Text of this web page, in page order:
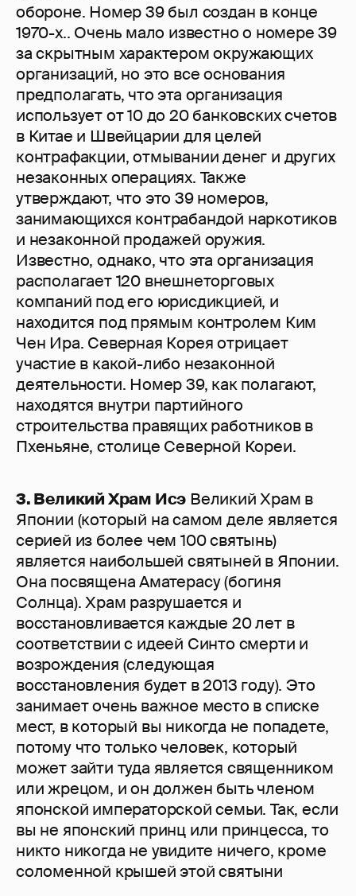
обороне. Номер 39 был создан в конце
1970-х.. Очень мало известно о номере 39
за скрытным характером окружающих
организаций, но это все основания
предполагать, что эта организация
использует от 10 до 20 банковских счетов
в Китае и Швейцарии для целей
контрафакции, отмывании денег и других
незаконных операциях. Также
утверждают, что это 39 номеров,
занимающихся контрабандой наркотиков
и незаконной продажей оружия.
Известно, однако, что эта организация
располагает 120 внешнеторговых
компаний под его юрисдикцией, и
находится под прямым контролем Ким
Чен Ира. Северная Корея отрицает
участие в какой-либо незаконной
деятельности. Номер 39, как полагают,
находятся внутри партийного
строительства правящих работников в
Пхеньяне, столице Северной Кореи.
3. Великий Храм Исэ Великий Храм в
Японии (который на самом деле является
серией из более чем 100 святынь)
является наибольшей святыней в Японии.
Она посвящена Аматерасу (богиня
Солнца). Храм разрушается и
восстановливается каждые 20 лет в
соответствии с идеей Синто смерти и
возрождения (следующая
восстановления будет в 2013 году). Это
занимает очень важное место в списке
мест, в который вы никогда не попадете,
потому что только человек, который
может зайти туда является священником
или жрецом, и он должен быть членом
японской императорской семьи. Так, если
вы не японский принц или принцесса, то
никто никогда не увидите ничего, кроме
соломенной крышей этой святыни